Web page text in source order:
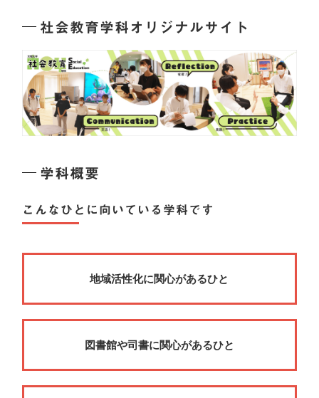
社会教育学科オリジナルサイト
学科概要
こんなひとに向いている学科です
地域活性化に関心があるひと
図書館や司書に関心があるひと